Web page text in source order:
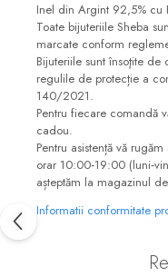
Inel din Argint 92,5% cu
Toate bijuteriile Sheba
marcate conform
Bijuteriile sunt însoţite
regulile de protecție a
140/2021.
Pentru fiecare comandă
cadou.
Pentru asistență vă
orar 10:00‐19:00
așteptăm la magazinul
Informatii conformitate